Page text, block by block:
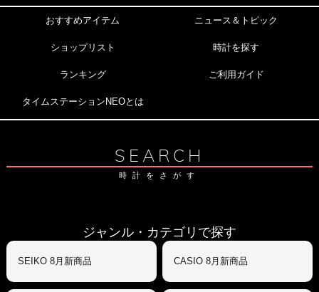
おすすめアイテム ニュース＆トピック
ショップリスト 時計を探す
ランキング ご利用ガイド
タイムステーションNEOとは
SEARCH
時計をさがす
ジャンル・カテゴリで探す
SEIKO 8月新商品 CASIO 8月新商品